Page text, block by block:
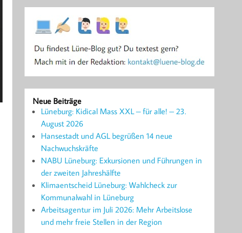
Neue Beiträge
Lüneburg: Kidical Mass XXL – für alle! – 23.
August 2026
Hansestadt und AGL begrüßen 14 neue
Nachwuchskräfte
NABU Lüneburg: Exkursionen und Führungen in
der zweiten Jahreshälfte
Klimaentscheid Lüneburg: Wahlcheck zur
Kommunalwahl in Lüneburg
Arbeitsagentur im Juli 2026: Mehr Arbeitslose
und mehr freie Stellen in der Region